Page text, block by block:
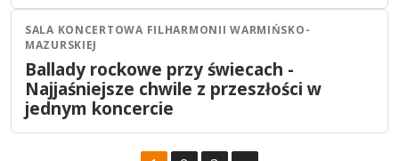
Olsztyn Koncert
28 PAŹ
2026 19:30
SALA KONCERTOWA FILHARMONII WARMIŃSKO-
MAZURSKIEJ
Ballady rockowe przy świecach -
Najjaśniejsze chwile z przeszłości w
jednym koncercie